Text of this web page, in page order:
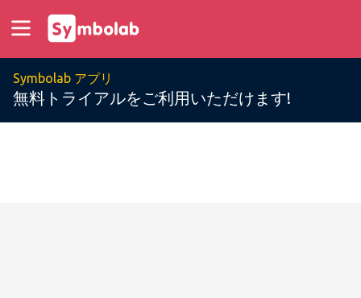
Symbolab アプリ
無料トライアルをご利用いただけます!